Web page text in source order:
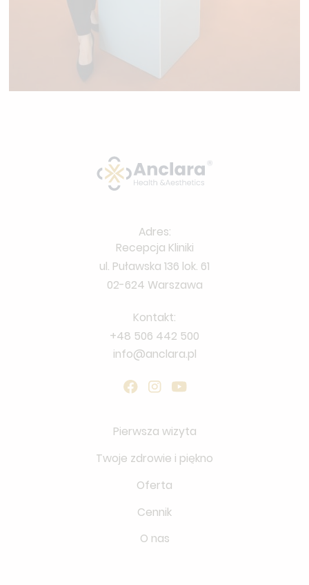
Adres:
Recepcja Kliniki
ul. Puławska 136 lok. 61
02-624 Warszawa
Kontakt:
+48 506 442 500
info@anclara.pl
Pierwsza wizyta
Twoje zdrowie i piękno
Oferta
Cennik
O nas